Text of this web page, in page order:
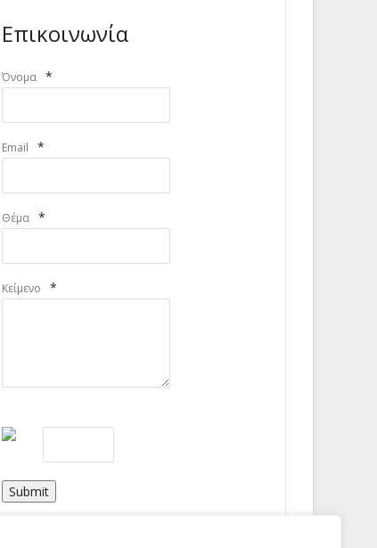
Επικοινωνία
Όνομα *
Email *
Θέμα *
Κείμενο *
Submit